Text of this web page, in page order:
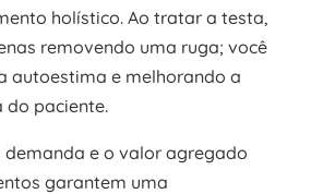
holístico. Ao tratar a testa,
removendo uma ruga; você
autoestima e melhorando a
do paciente.
demanda e o valor agregado
garantem uma